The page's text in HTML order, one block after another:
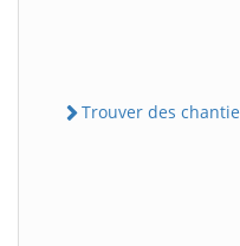
Trouver des